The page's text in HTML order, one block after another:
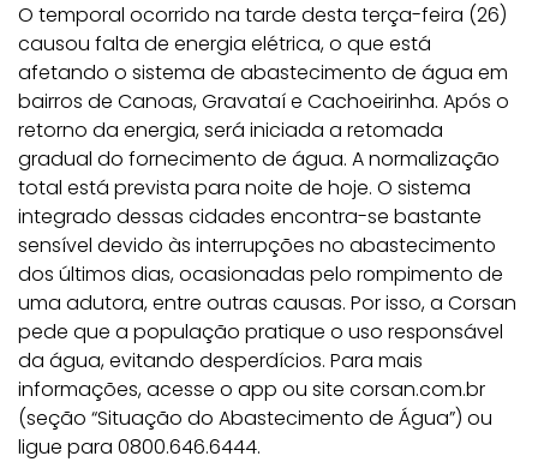
O temporal ocorrido na tarde desta terça-feira (26)
causou falta de energia elétrica, o que está
afetando o sistema de abastecimento de água em
bairros de Canoas, Gravataí e Cachoeirinha. Após o
retorno da energia, será iniciada a retomada
gradual do fornecimento de água. A normalização
total está prevista para noite de hoje. O sistema
integrado dessas cidades encontra-se bastante
sensível devido às interrupções no abastecimento
dos últimos dias, ocasionadas pelo rompimento de
uma adutora, entre outras causas. Por isso, a Corsan
pede que a população pratique o uso responsável
da água, evitando desperdícios. Para mais
informações, acesse o app ou site corsan.com.br
(seção “Situação do Abastecimento de Água”) ou
ligue para 0800.646.6444.